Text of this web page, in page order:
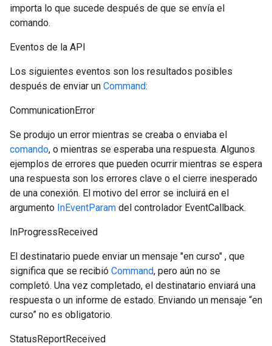
importa lo que sucede después de que se envía el
comando.
Eventos de la API
Los siguientes eventos son los resultados posibles
después de enviar un Command:
CommunicationError
Se produjo un error mientras se creaba o enviaba el
comando, o mientras se esperaba una respuesta. Algunos
ejemplos de errores que pueden ocurrir mientras se espera
una respuesta son los errores clave o el cierre inesperado
de una conexión. El motivo del error se incluirá en el
argumento InEventParam del controlador EventCallback.
InProgressReceived
El destinatario puede enviar un mensaje "en curso" , que
significa que se recibió Command, pero aún no se
completó. Una vez completado, el destinatario enviará una
respuesta o un informe de estado. Enviando un mensaje “en
curso” no es obligatorio.
StatusReportReceived